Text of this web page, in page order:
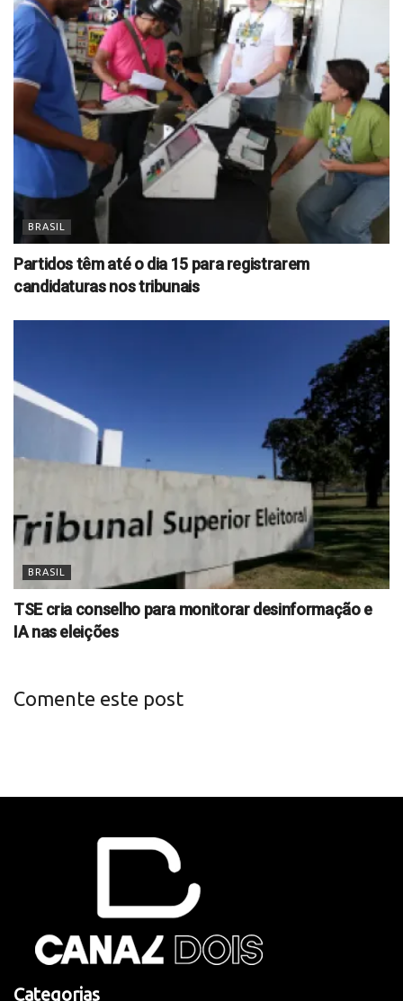
BRASIL
Partidos têm até o dia 15 para registrarem
candidaturas nos tribunais
BRASIL
TSE cria conselho para monitorar desinformação e
IA nas eleições
Comente este post
Categorias